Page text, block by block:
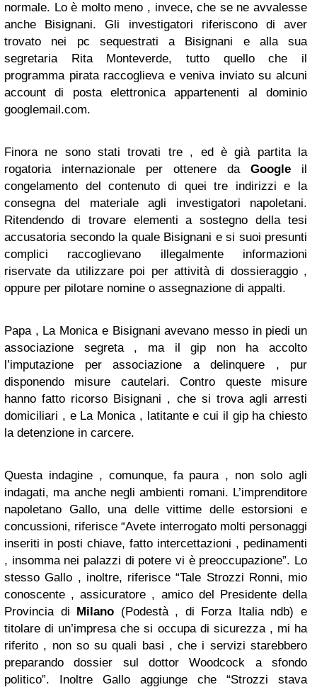
normale. Lo è molto meno , invece, che se ne avvalesse
anche Bisignani. Gli investigatori riferiscono di aver
trovato nei pc sequestrati a Bisignani e alla sua
segretaria Rita Monteverde, tutto quello che il
programma pirata raccoglieva e veniva inviato su alcuni
account di posta elettronica appartenenti al dominio
googlemail.com.
Finora ne sono stati trovati tre , ed è già partita la
rogatoria internazionale per ottenere da Google il
congelamento del contenuto di quei tre indirizzi e la
consegna del materiale agli investigatori napoletani.
Ritendendo di trovare elementi a sostegno della tesi
accusatoria secondo la quale Bisignani e si suoi presunti
complici raccoglievano illegalmente informazioni
riservate da utilizzare poi per attività di dossieraggio ,
oppure per pilotare nomine o assegnazione di appalti.
Papa , La Monica e Bisignani avevano messo in piedi un
associazione segreta , ma il gip non ha accolto
l’imputazione per associazione a delinquere , pur
disponendo misure cautelari. Contro queste misure
hanno fatto ricorso Bisignani , che si trova agli arresti
domiciliari , e La Monica , latitante e cui il gip ha chiesto
la detenzione in carcere.
Questa indagine , comunque, fa paura , non solo agli
indagati, ma anche negli ambienti romani. L’imprenditore
napoletano Gallo, una delle vittime delle estorsioni e
concussioni, riferisce “Avete interrogato molti personaggi
inseriti in posti chiave, fatto intercettazioni , pedinamenti
, insomma nei palazzi di potere vi è preoccupazione”. Lo
stesso Gallo , inoltre, riferisce “Tale Strozzi Ronni, mio
conoscente , assicuratore , amico del Presidente della
Provincia di Milano (Podestà , di Forza Italia ndb) e
titolare di un’impresa che si occupa di sicurezza , mi ha
riferito , non so su quali basi , che i servizi starebbero
preparando dossier sul dottor Woodcock a sfondo
politico”. Inoltre Gallo aggiunge che “Strozzi stava